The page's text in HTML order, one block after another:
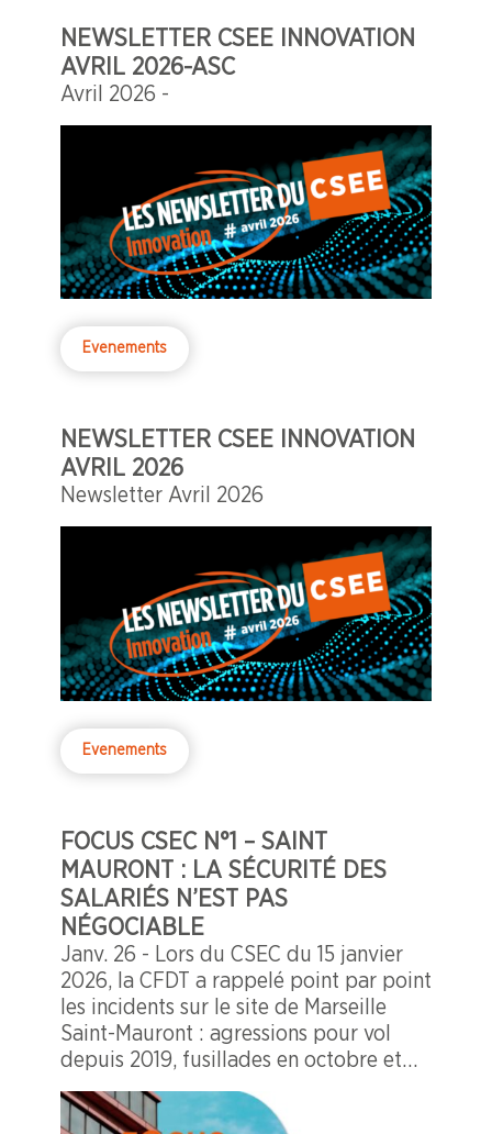
NEWSLETTER CSEE INNOVATION
AVRIL 2026-ASC
Avril 2026 -
Evenements
NEWSLETTER CSEE INNOVATION
AVRIL 2026
Newsletter Avril 2026
Evenements
FOCUS CSEC N°1 – SAINT
MAURONT : LA SÉCURITÉ DES
SALARIÉS N’EST PAS
NÉGOCIABLE
Janv. 26 - Lors du CSEC du 15 janvier
2026, la CFDT a rappelé point par point
les incidents sur le site de Marseille
Saint-Mauront : agressions pour vol
depuis 2019, fusillades en octobre et
novembre 2025, impacts de balles dans
les bâtiments début janvier 2026.